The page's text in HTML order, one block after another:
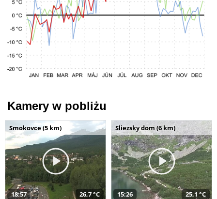
Kamery w pobliżu
Smokovce (5 km)
18:57 26,7 °C
Sliezsky dom (6 km)
15:26 25,1 °C